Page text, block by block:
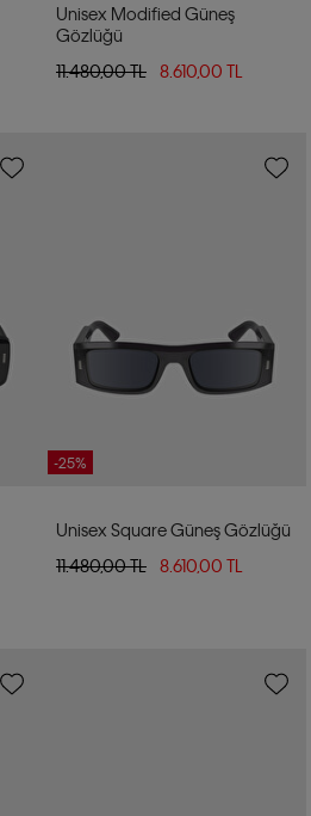
Unisex Modified Güneş
Gözlüğü
11.480,00 TL
8.610,00 TL
-25%
Unisex Square Güneş Gözlüğü
11.480,00 TL
8.610,00 TL